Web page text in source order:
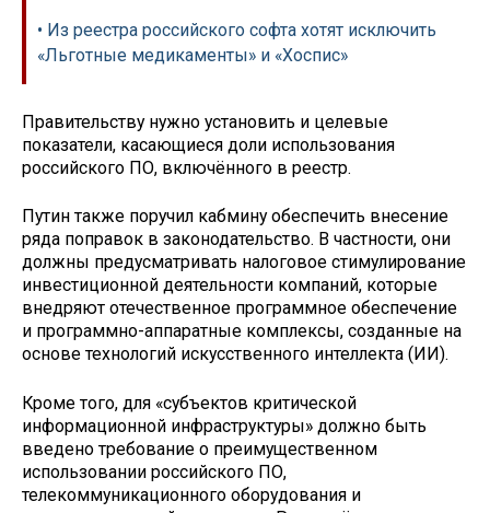
• Из реестра российского софта хотят исключить
«Льготные медикаменты» и «Хоспис»
Правительству нужно установить и целевые
показатели, касающиеся доли использования
российского ПО, включённого в реестр.
Путин также поручил кабмину обеспечить внесение
ряда поправок в законодательство. В частности, они
должны предусматривать налоговое стимулирование
инвестиционной деятельности компаний, которые
внедряют отечественное программное обеспечение
и программно-аппаратные комплексы, созданные на
основе технологий искусственного интеллекта (ИИ).
Кроме того, для «субъектов критической
информационной инфраструктуры» должно быть
введено требование о преимущественном
использовании российского ПО,
телекоммуникационного оборудования и